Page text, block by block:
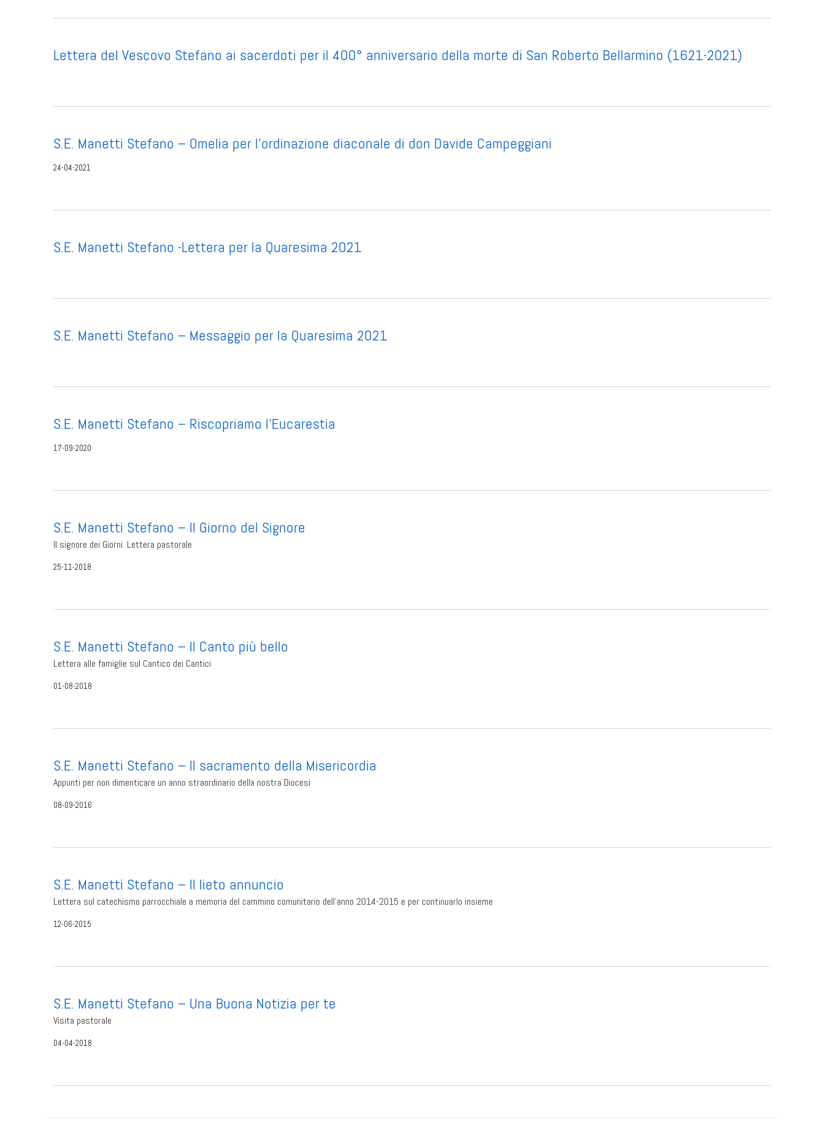
Lettera del Vescovo Stefano ai sacerdoti per il 400° anniversario della morte di San Roberto Bellarmino (1621-2021)
S.E. Manetti Stefano – Omelia per l’ordinazione diaconale di don Davide Campeggiani
24-04-2021
S.E. Manetti Stefano -Lettera per la Quaresima 2021
S.E. Manetti Stefano – Messaggio per la Quaresima 2021
S.E. Manetti Stefano – Riscopriamo l’Eucarestia
17-09-2020
S.E. Manetti Stefano – Il Giorno del Signore
Il signore dei Giorni. Lettera pastorale
25-11-2018
S.E. Manetti Stefano – Il Canto più bello
Lettera alle famiglie sul Cantico dei Cantici
01-08-2018
S.E. Manetti Stefano – Il sacramento della Misericordia
Appunti per non dimenticare un anno straordinario della nostra Diocesi
08-09-2016
S.E. Manetti Stefano – Il lieto annuncio
Lettera sul catechismo parrocchiale a memoria del cammino comunitario dell’anno 2014-2015 e per continuarlo insieme
12-06-2015
S.E. Manetti Stefano – Una Buona Notizia per te
Visita pastorale
04-04-2018